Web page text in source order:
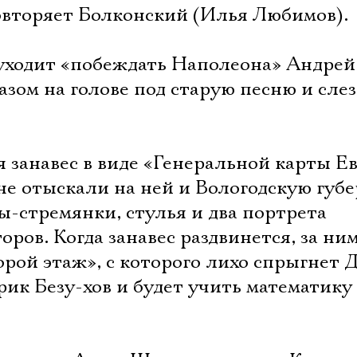
Болконский (Илья Любимов).
«побеждать Наполеона»
на голове под старую песню и
занавес в виде «Генеральной карты
отыскали на ней и Вологодскую
стремянки, стулья и два портрета
Когда занавес раздвинется, за
этаж», с которого лихо спрыгнет
Безу-хов и будет учить